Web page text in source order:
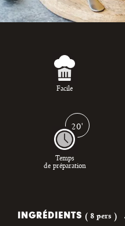
Facile
20'
Temps
de préparation
INGRÉDIENTS ( 8 pers )